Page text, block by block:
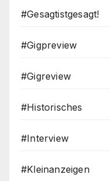
#Gesagtistgesagt!
#Gigpreview
#Gigreview
#Historisches
#Interview
#Kleinanzeigen